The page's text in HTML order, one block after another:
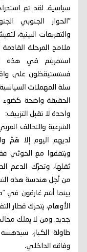
سياسية. لقد تم
"الحوار الجنوبي
والتفريعات البينية،
ملامح المرحلة
استمريتم في هذه
فستستيقظون على
سلة المهملات
​الحقيقة واضحة كضوء
واحدة لا تقبل التزييف:
​الشرعية والتحالف
لديهم اليوم إلا هَمّ
ويتفقوا مع الحوثي
ثقلها، وتحرّك الدعم
من أجل هندسة هذه
​بينما أنتم غارقون في
الأوهام، يتحرك قطار
جديد. ومن لا يملك
طاولة الكبار،
وفاقه الداخلي.